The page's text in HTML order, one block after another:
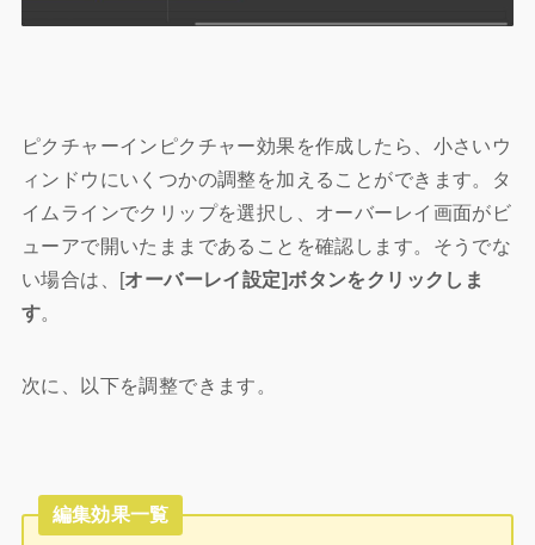
ピクチャーインピクチャー効果を作成したら、小さいウ
ィンドウにいくつかの調整を加えることができます。タ
イムラインでクリップを選択し、オーバーレイ画面がビ
ューアで開いたままであることを確認します。そうでな
い場合は、[オーバーレイ設定]ボタンをクリックしま
す。
次に、以下を調整できます。
編集効果一覧